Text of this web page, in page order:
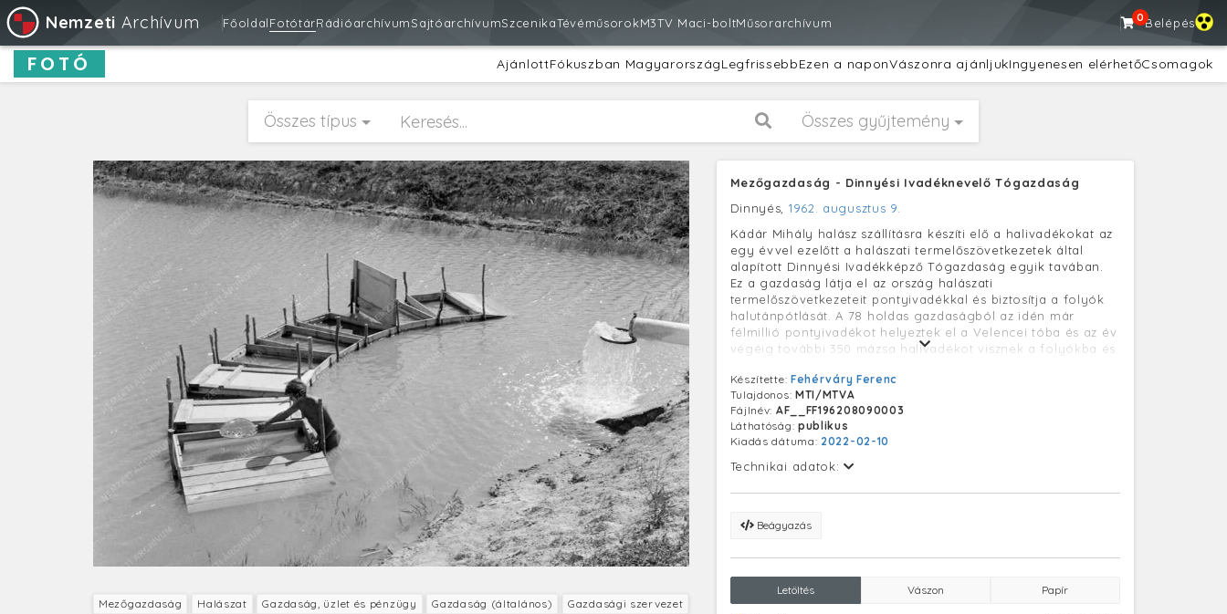
Nemzeti Archívum FőoldalFotótárRádióarchívumSajtóarchívumSzcenikaTévéműsorokM3TV Maci-boltMűsorarchívum 0Belépés
FOTÓ AjánlottFókuszban MagyarországLegfrissebbEzen a naponVászonra ajánljukIngyenesen elérhetőCsomagok
Összes típus Összes gyűjtemény
Mezőgazdaság Halászat Gazdaság, üzlet és pénzügy Gazdaság (általános)
Gazdasági szervezet
Mezőgazdaság - Dinnyési Ivadéknevelő Tógazdaság
Dinnyés, 1962. augusztus 9.
Kádár Mihály halász szállításra készíti elő a halivadékokat az
egy évvel ezelőtt a halászati termelőszövetkezetek által
alapított Dinnyési Ivadékképző Tógazdaság egyik tavában.
Ez a gazdaság látja el az ország halászati
termelőszövetkezeteit pontyivadékkal és biztosítja a folyók
halutánpótlását. A 78 holdas gazdaságból az idén már
félmillió pontyivadékot helyeztek el a Velencei tóba és az év
végéig további 350 mázsa halivadékot visznek a folyókba és
Készítette: Fehérváry Ferenc
Tulajdonos: MTI/MTVA
Fájlnév: AF__FF196208090003
Láthatóság: publikus
Kiadás dátuma: 2022-02-10
Technikai adatok:
Beágyazás
Letöltés Vászon Papír